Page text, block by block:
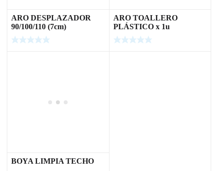
ARO DESPLAZADOR
90/100/110 (7cm)
ARO TOALLERO
PLÁSTICO x 1u
BOYA LIMPIA TECHO